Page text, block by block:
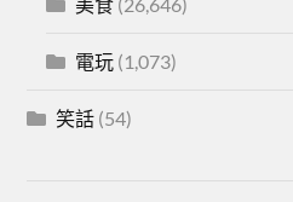
電玩 (1,073)
笑話 (54)